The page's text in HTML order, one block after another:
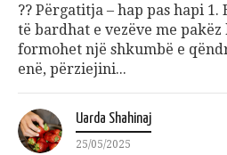
?‍? Përgatitja – hap pas hapi
të bardhat e vezëve me
formohet një shkumbë e
enë, përziejini...
Uarda Shahinaj
25/05/2025